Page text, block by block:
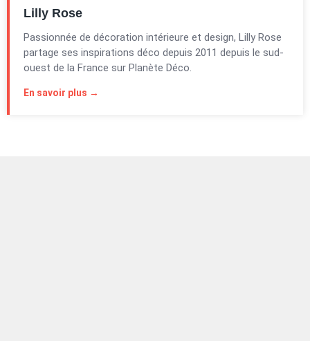
Lilly Rose
Passionnée de décoration intérieure et design, Lilly Rose
partage ses inspirations déco depuis 2011 depuis le sud-
ouest de la France sur Planète Déco.
En savoir plus →